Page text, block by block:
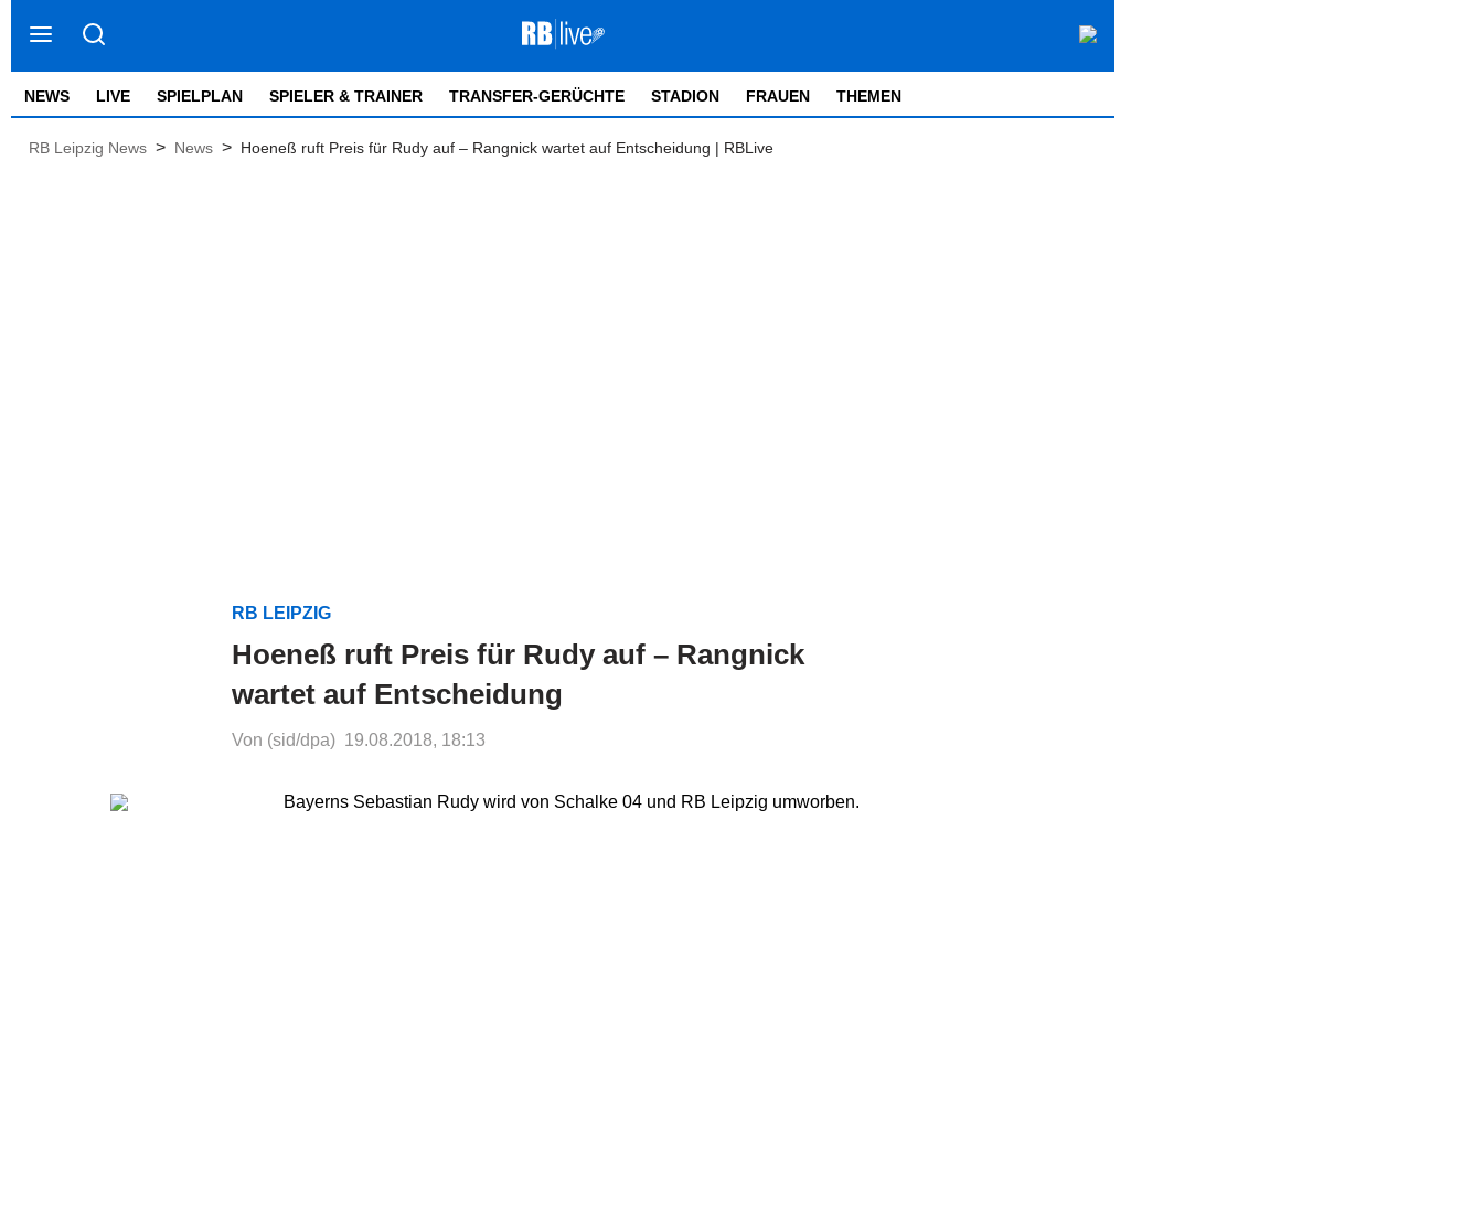
NEWS LIVE SPIELPLAN SPIELER & TRAINER TRANSFER-GERÜCHTE STADION FRAUEN THEMEN
RB Leipzig News > News > Hoeneß ruft Preis für Rudy auf – Rangnick wartet auf Entscheidung | RBLive
RB LEIPZIG
Hoeneß ruft Preis für Rudy auf – Rangnick
wartet auf Entscheidung
Von (sid/dpa) 19.08.2018, 18:13